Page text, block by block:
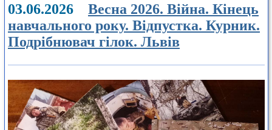
03.06.2026 Весна 2026. Війна. Кінець
навчального року. Відпустка. Курник.
Подрібнювач гілок. Львів